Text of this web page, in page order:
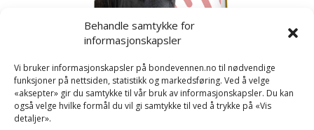
Behandle samtykke for
informasjonskapsler
Vi bruker informasjonskapsler på bondevennen.no til nødvendige
funksjoner på nettsiden, statistikk og markedsføring. Ved å velge
«aksepter» gir du samtykke til vår bruk av informasjonskapsler. Du kan
også velge hvilke formål du vil gi samtykke til ved å trykke på «Vis
detaljer».Kusignal